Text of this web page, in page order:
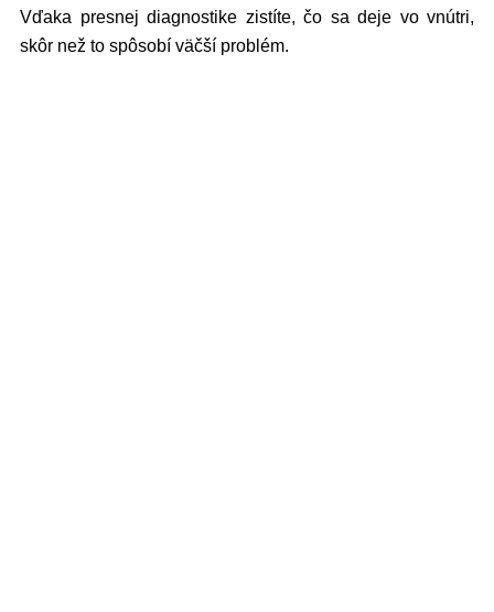
Vďaka presnej diagnostike zistíte, čo sa deje vo vnútri,
skôr než to spôsobí väčší problém.